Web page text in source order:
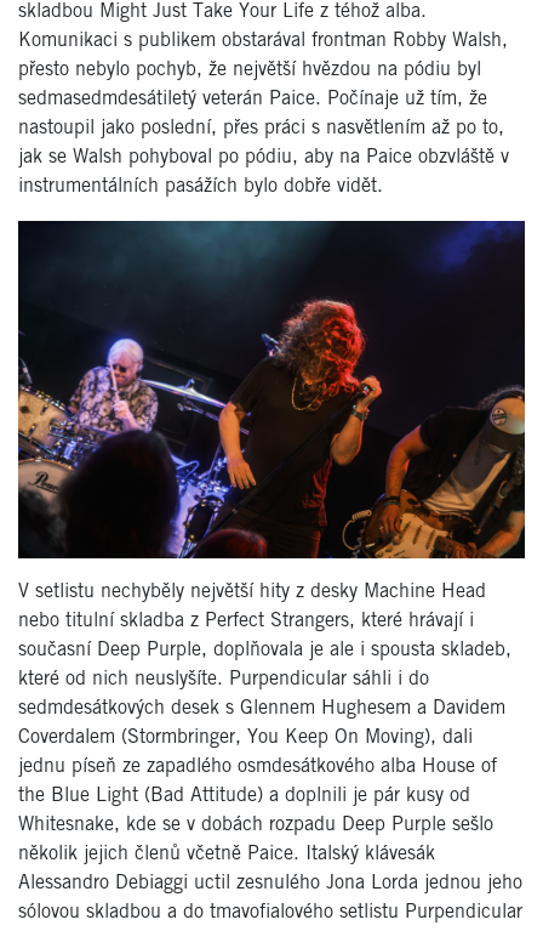
skladbou Might Just Take Your Life z téhož alba.
Komunikaci s publikem obstarával frontman Robby Walsh,
přesto nebylo pochyb, že největší hvězdou na pódiu byl
sedmasedmdesátiletý veterán Paice. Počínaje už tím, že
nastoupil jako poslední, přes práci s nasvětlením až po to,
jak se Walsh pohyboval po pódiu, aby na Paice obzvláště v
instrumentálních pasážích bylo dobře vidět.
V setlistu nechyběly největší hity z desky Machine Head
nebo titulní skladba z Perfect Strangers, které hrávají i
současní Deep Purple, doplňovala je ale i spousta skladeb,
které od nich neuslyšíte. Purpendicular sáhli i do
sedmdesátkových desek s Glennem Hughesem a Davidem
Coverdalem (Stormbringer, You Keep On Moving), dali
jednu píseň ze zapadlého osmdesátkového alba House of
the Blue Light (Bad Attitude) a doplnili je pár kusy od
Whitesnake, kde se v dobách rozpadu Deep Purple sešlo
několik jejich členů včetně Paice. Italský klávesák
Alessandro Debiaggi uctil zesnulého Jona Lorda jednou jeho
sólovou skladbou a do tmavofialového setlistu Purpendicular